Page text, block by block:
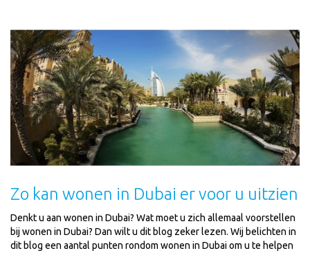
Zo kan wonen in Dubai er voor u uitzien
Denkt u aan wonen in Dubai? Wat moet u zich allemaal voorstellen
bij wonen in Dubai? Dan wilt u dit blog zeker lezen. Wij belichten in
dit blog een aantal punten rondom wonen in Dubai om u te helpen